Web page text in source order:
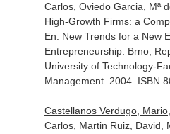
Carlos, Oviedo Garcia, Mª
High-Growth Firms: a
En: New Trends for a New
Entrepreneurship. Brno,
University of Technology-
Management. 2004. ISBN
Castellanos Verdugo,
Carlos, Martin Ruiz, David,